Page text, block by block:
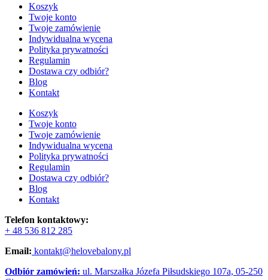
Koszyk
Twoje konto
Twoje zamówienie
Indywidualna wycena
Polityka prywatności
Regulamin
Dostawa czy odbiór?
Blog
Kontakt
Koszyk
Twoje konto
Twoje zamówienie
Indywidualna wycena
Polityka prywatności
Regulamin
Dostawa czy odbiór?
Blog
Kontakt
Telefon kontaktowy:
+ 48 536 812 285
Email: kontakt@helovebalony.pl
Odbiór zamówień: ul. Marszałka Józefa Piłsudskiego 107a, 05-250